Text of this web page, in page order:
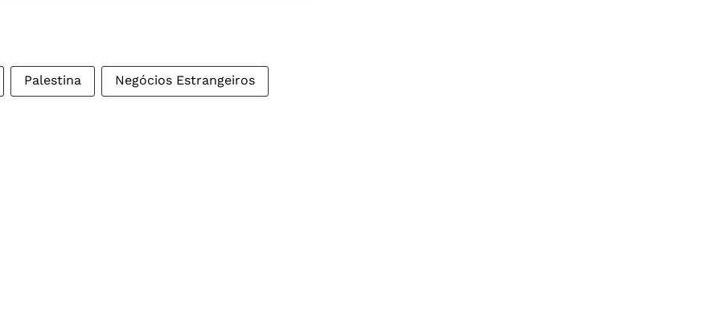
Palestina Negócios Estrangeiros